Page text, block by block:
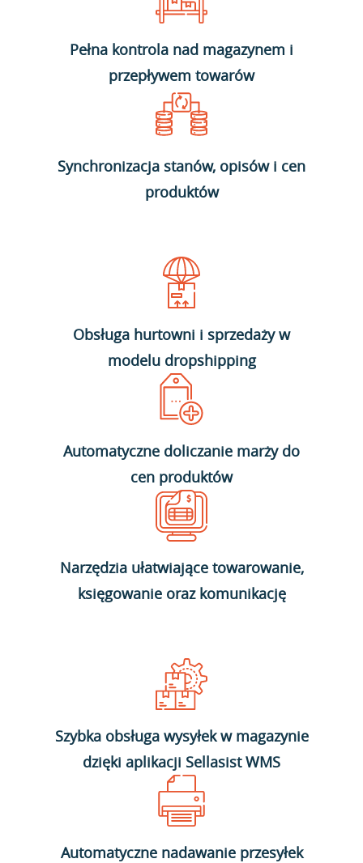
Pełna kontrola nad magazynem i
przepływem towarów
Synchronizacja stanów, opisów i cen
produktów
Obsługa hurtowni i sprzedaży w
modelu dropshipping
Automatyczne doliczanie marży do
cen produktów
Narzędzia ułatwiające towarowanie,
księgowanie oraz komunikację
Szybka obsługa wysyłek w magazynie
dzięki aplikacji Sellasist WMS
Automatyczne nadawanie przesyłek